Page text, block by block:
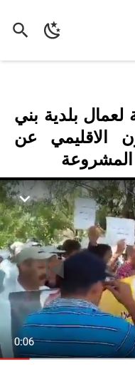
لعمال بلدية بني
الاقليمي عن
المشروعة